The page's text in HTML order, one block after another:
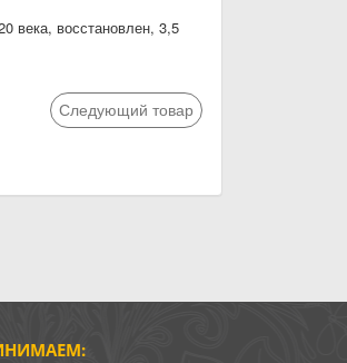
века, восстановлен, 3,5
Следующий товар